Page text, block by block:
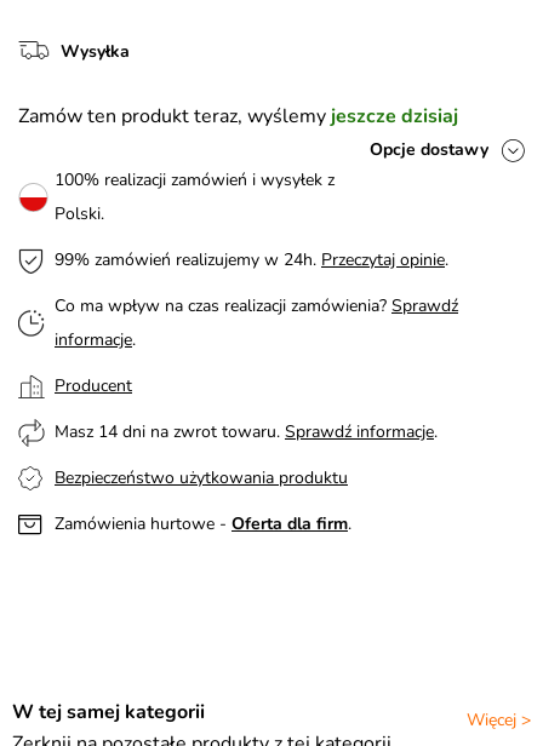
Wysyłka
Zamów ten produkt teraz, wyślemy jeszcze dzisiaj
Opcje dostawy
100% realizacji zamówień i wysyłek z
Polski.
99% zamówień realizujemy w 24h. Przeczytaj opinie.
Co ma wpływ na czas realizacji zamówienia? Sprawdź
informacje.
Producent
Masz 14 dni na zwrot towaru. Sprawdź informacje.
Bezpieczeństwo użytkowania produktu
Zamówienia hurtowe - Oferta dla firm.
Więcej >
W tej samej kategorii